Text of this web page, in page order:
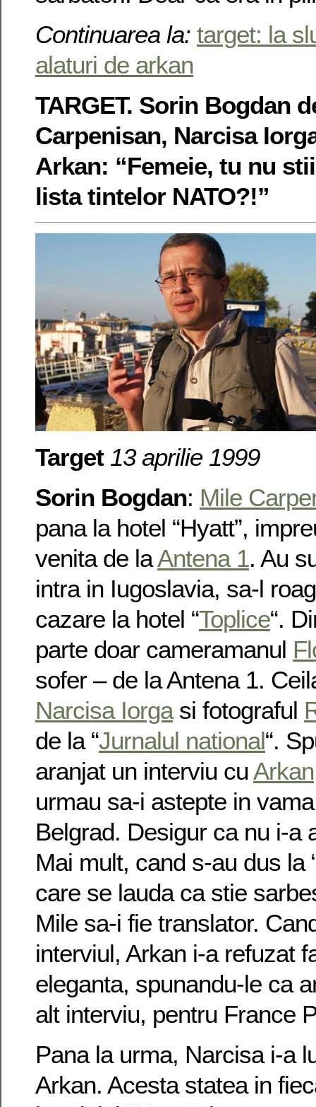
Continuarea la: target: la
alaturi de arkan
TARGET. Sorin Bogdan
Carpenisan, Narcisa
Arkan: “Femeie, tu nu
lista tintelor NATO?!”
Target 13 aprilie 1999
Sorin Bogdan: Mile
pana la hotel “Hyatt”,
venita de laAntena 1. Au
intra in Iugoslavia, sa-l
cazare la hotel “Toplice“.
parte doar cameramanul
sofer – de la Antena 1.
Narcisa Iorgasi fotograful
de la “Jurnalul national“.
aranjat un interviu cu Arkan
urmau sa-i astepte in
Belgrad. Desigur ca nu i-a
Mai mult, cand s-au dus la
care se lauda ca stie
Mile sa-i fie translator.
interviul, Arkan i-a refuzat
eleganta, spunandu-le ca
alt interviu, pentru France
Pana la urma, Narcisa i-a
Arkan. Acesta statea in